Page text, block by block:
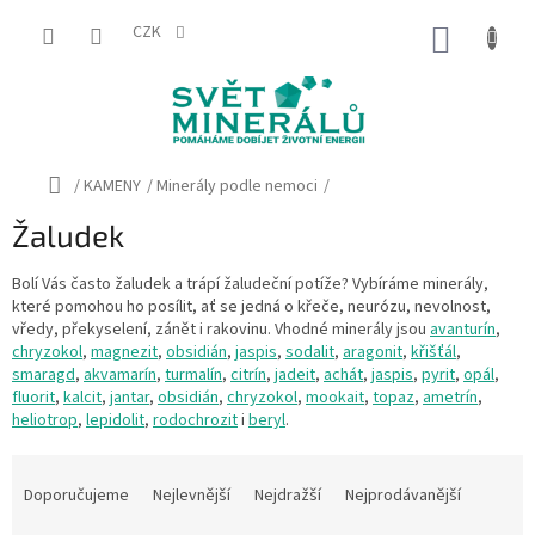
CZK
Domů
/KAMENY /Minerály podle nemoci /
Žaludek
Bolí Vás často žaludek a trápí žaludeční potíže? Vybíráme minerály,
které pomohou ho posílit, ať se jedná o křeče, neurózu, nevolnost,
vředy, překyselení, zánět i rakovinu. Vhodné minerály jsou avanturín,
chryzokol, magnezit, obsidián, jaspis, sodalit, aragonit, křišťál,
smaragd, akvamarín, turmalín, citrín, jadeit, achát, jaspis, pyrit, opál,
fluorit, kalcit, jantar, obsidián, chryzokol, mookait, topaz, ametrín,
heliotrop, lepidolit, rodochroziti beryl.
Doporučujeme Nejlevnější Nejdražší
Nejprodávanější